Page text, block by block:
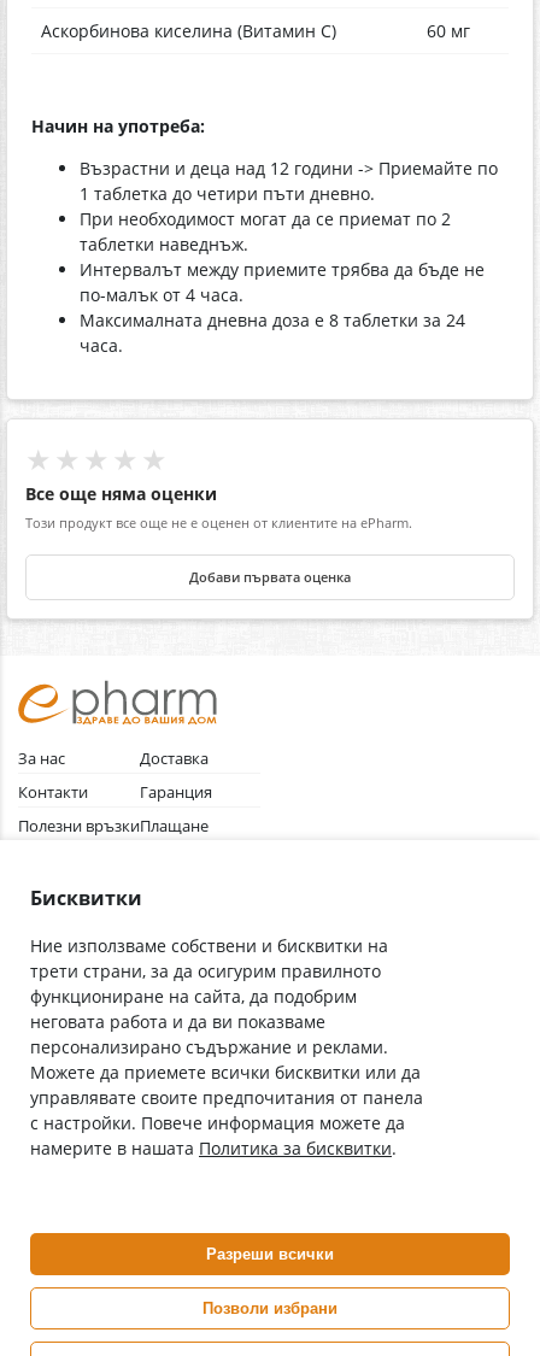
Аскорбинова киселина (Витамин C) 60 мг
Начин на употреба:
Възрастни и деца над 12 години -> Приемайте по
1 таблетка до четири пъти дневно.
При необходимост могат да се приемат по 2
таблетки наведнъж.
Интервалът между приемите трябва да бъде не
по-малък от 4 часа.
Максималната дневна доза е 8 таблетки за 24
часа.
★★★★★
Все още няма оценки
Този продукт все още не е оценен от клиентите на ePharm.
Добави първата оценка
За нас
Контакти
Полезни връзки
Общи условия
Доставка
Гаранция
Плащане
Абонирай се за нашия бюлетин
С абонамента се съгласявам сПолитиката за лични данни.
Онлайн аптека, част от аптеки „Ванчева“
ePharm е лицензирана онлайн аптека от
Изпълнителна Агенция по Лекарствата
Бисквитки
Ние използваме собствени и бисквитки на
трети страни, за да осигурим правилното
функциониране на сайта, да подобрим
неговата работа и да ви показваме
персонализирано съдържание и реклами.
Можете да приемете всички бисквитки или да
управлявате своите предпочитания от панела
с настройки. Повече информация можете да
намерите в нашата Политика за бисквитки.
Разреши всички
Позволи избрани